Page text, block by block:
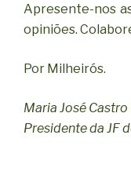
Apresente-nos
opiniões.
Por Milheirós.
Maria José Castro
Presidente da JF